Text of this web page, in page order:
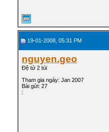
19-01-2008, 05:31 PM
nguyen.geo
Đệ tử 2 túi
Tham gia ngày: Jan 2007
Bài gửi: 27
: